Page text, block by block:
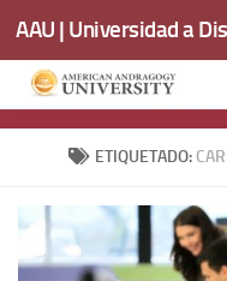
Saltar al contenido
AAU | Universidad a
ETIQUETADO: